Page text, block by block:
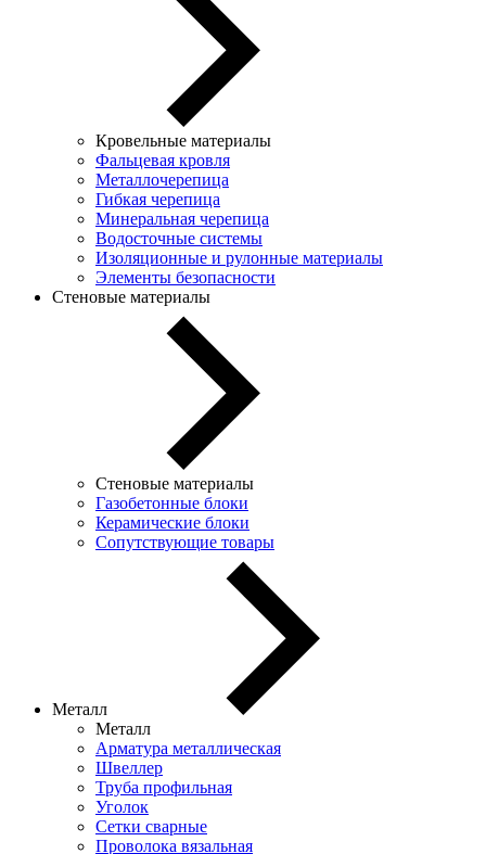
Кровельные материалы
Фальцевая кровля
Металлочерепица
Гибкая черепица
Минеральная черепица
Водосточные системы
Изоляционные и рулонные материалы
Элементы безопасности
Стеновые материалы
Стеновые материалы
Газобетонные блоки
Керамические блоки
Сопутствующие товары
Металл
Металл
Арматура металлическая
Швеллер
Труба профильная
Уголок
Сетки сварные
Проволока вязальная